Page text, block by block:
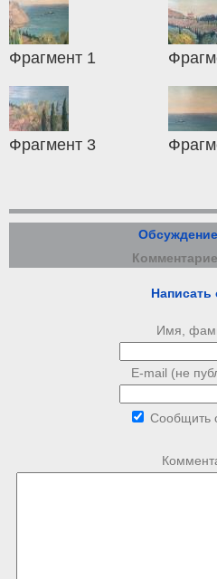
Фрагмент 1
Фрагмент 3
Написать
Имя,
E-mail (не
Сообщить